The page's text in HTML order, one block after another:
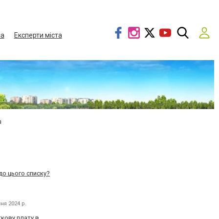
Експерти міста
цього списку?
2024 р.